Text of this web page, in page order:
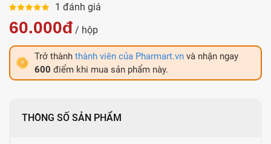
1 đánh giá
60.000đ / hộp
Trở thành thành viên của Pharmart.vn và nhận ngay
600 điểm khi mua sản phẩm này.
THÔNG SỐ SẢN PHẨM